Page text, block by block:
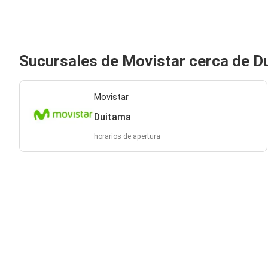
Sucursales de Movistar cerca de
Movistar
Duitama
horarios de apertura